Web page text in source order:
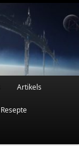
Artikels
Resepte